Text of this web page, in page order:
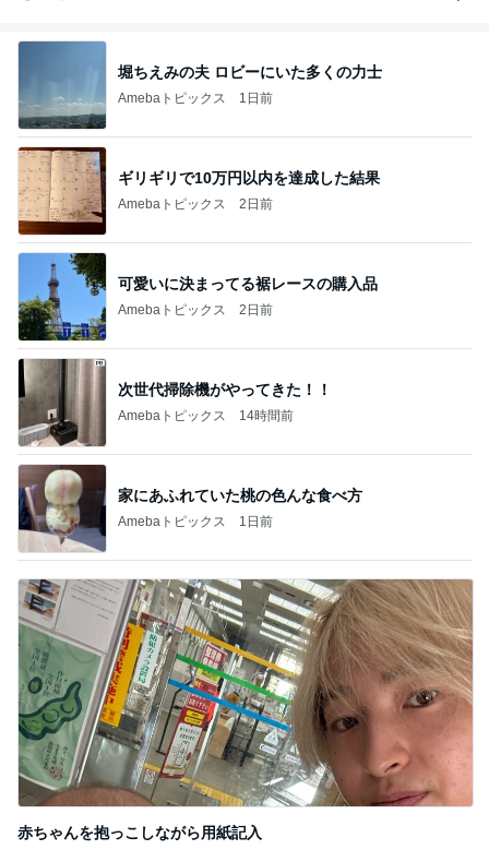
堀ちえみの夫 ロビーにいた多くの力士
Amebaトピックス 1日前
ギリギリで10万円以内を達成した結果
Amebaトピックス 2日前
可愛いに決まってる裾レースの購入品
Amebaトピックス 2日前
次世代掃除機がやってきた！！
Amebaトピックス 14時間前
家にあふれていた桃の色んな食べ方
Amebaトピックス 1日前
赤ちゃんを抱っこしながら用紙記入